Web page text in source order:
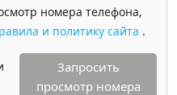
номера телефона,
и политику сайта .
Запросить
просмотр номера